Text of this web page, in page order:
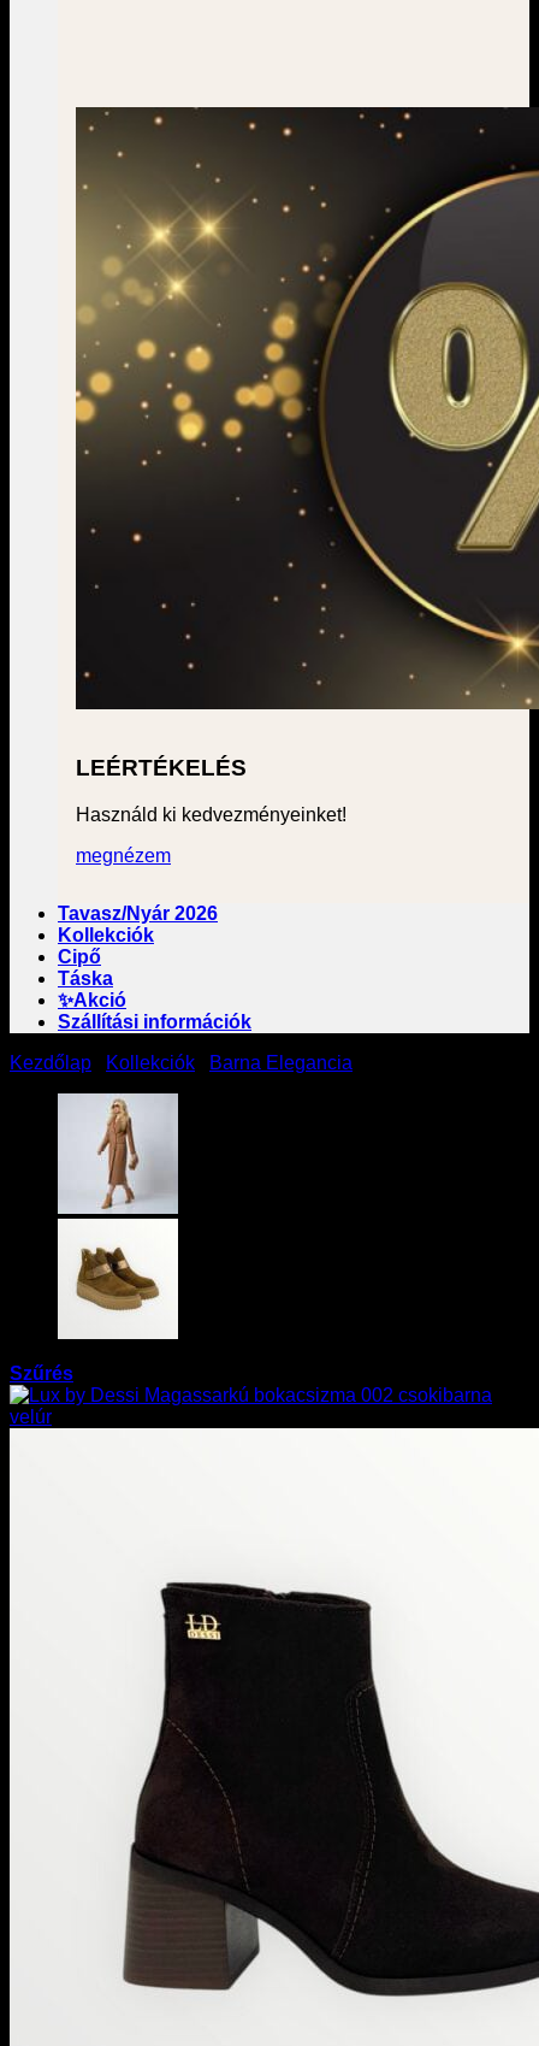
LEÉRTÉKELÉS
Használd ki kedvezményeinket!
megnézem
Tavasz/Nyár 2026
Kollekciók
Cipő
Táska
✨Akció
Szállítási információk
Kezdőlap
Kollekciók Barna Elegancia
Szűrés